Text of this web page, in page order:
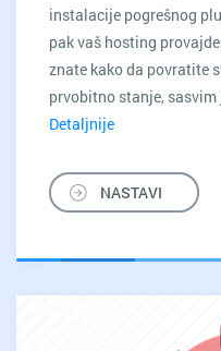
instalacije pogrešnog
pak vaš hosting
znate kako da povratite
prvobitno stanje,
Detaljnije
mirno
uradite
WordPress
NASTAVI